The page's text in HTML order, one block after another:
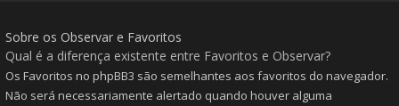
Sobre os Observar e Favoritos
Qual é a diferença existente entre Favoritos e Observar?
Os Favoritos no phpBB3 são semelhantes aos favoritos do navegador.
Não será necessariamente alertado quando houver alguma